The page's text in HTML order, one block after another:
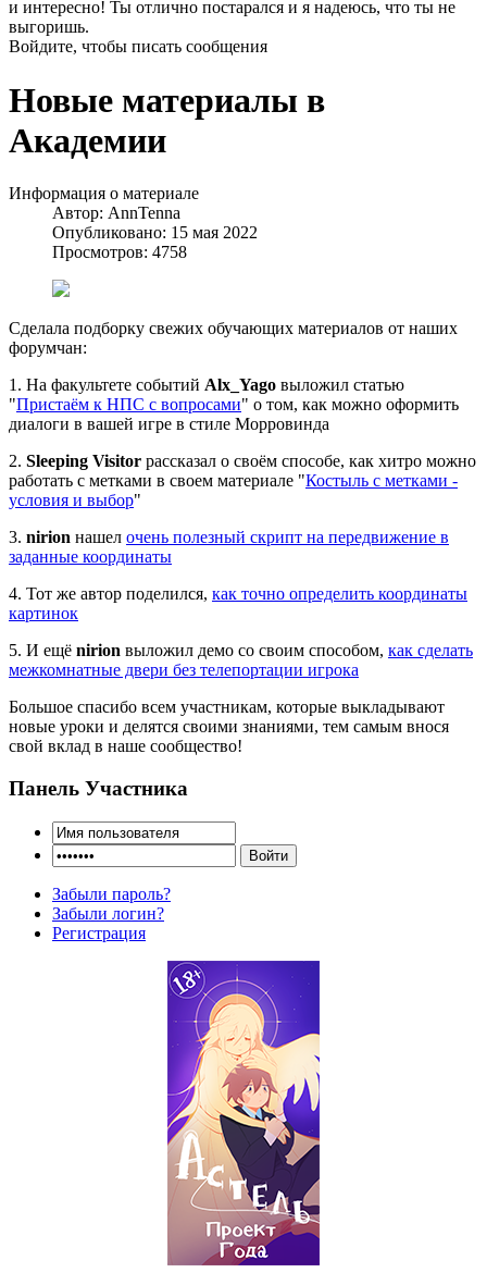
и интересно! Ты отлично постарался и я надеюсь, что ты не
выгоришь.
Войдите, чтобы писать сообщения
Новые материалы в
Академии
Информация о материале
Автор: AnnTenna
Опубликовано: 15 мая 2022
Просмотров: 4758
Сделала подборку свежих обучающих материалов от наших
форумчан:
1. На факультете событий Alx_Yago выложил статью
"Пристаём к НПС с вопросами" о том, как можно оформить
диалоги в вашей игре в стиле Морровинда
2. Sleeping Visitor рассказал о своём способе, как хитро можно
работать с метками в своем материале "Костыль с метками -
условия и выбор"
3. nirion нашел очень полезный скрипт на передвижение в
заданные координаты
4. Тот же автор поделился, как точно определить координаты
картинок
5. И ещё nirion выложил демо со своим способом, как сделать
межкомнатные двери без телепортации игрока
Большое спасибо всем участникам, которые выкладывают
новые уроки и делятся своими знаниями, тем самым внося
свой вклад в наше сообщество!
Панель Участника
Забыли пароль?
Забыли логин?
Регистрация